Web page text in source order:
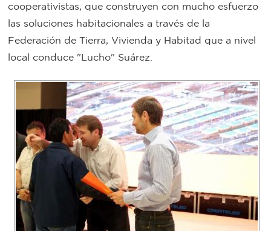
Mi
bondi
Boleto
estudiantil
Recorrido
colectivos
Recarga
SUBE
cooperativistas, que construyen con mucho esfuerzo
las soluciones habitacionales a través de la
Federación de Tierra, Vivienda y Habitad que a nivel
local conduce "Lucho" Suárez.